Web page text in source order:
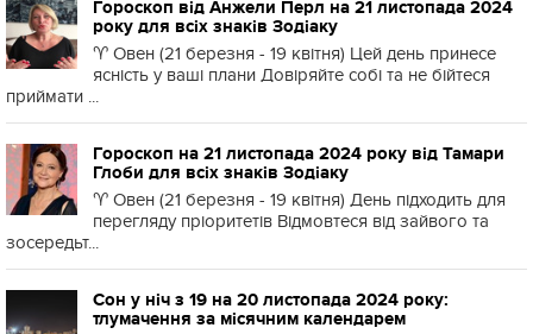
Гороскоп від Анжели Перл на 21 листопада 2024
року для всіх знаків Зодіаку
♈️ Овен (21 березня - 19 квітня) Цей день принесе
ясність у ваші плани Довіряйте собі та не бійтеся
приймати ...
Гороскоп на 21 листопада 2024 року від Тамари
Глоби для всіх знаків Зодіаку
♈️ Овен (21 березня - 19 квітня) День підходить для
перегляду пріоритетів Відмовтеся від зайвого та
зосередьт...
Сон у ніч з 19 на 20 листопада 2024 року:
тлумачення за місячним календарем